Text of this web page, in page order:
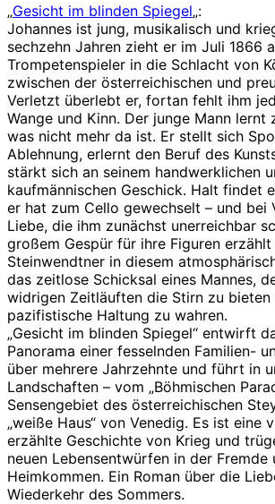
„Gesicht im blinden Spiegel„:
Johannes ist jung, musikalisch und
sechzehn Jahren zieht er im Juli 1866
Trompetenspieler in die Schlacht von
zwischen der österreichischen und
Verletzt überlebt er, fortan fehlt ihm
Wange und Kinn. Der junge Mann lernt
was nicht mehr da ist. Er stellt sich
Ablehnung, erlernt den Beruf des
stärkt sich an seinem handwerklichen
kaufmännischen Geschick. Halt findet
er hat zum Cello gewechselt – und bei
Liebe, die ihm zunächst unerreichbar
großem Gespür für ihre Figuren erzählt
Steinwendtner in diesem
das zeitlose Schicksal eines Mannes,
widrigen Zeitläuften die Stirn zu bieten
pazifistische Haltung zu wahren.
„Gesicht im blinden Spiegel“ entwirft
Panorama einer fesselnden Familien-
über mehrere Jahrzehnte und führt in
Landschaften – vom „Böhmischen
Sensengebiet des österreichischen
„weiße Haus“ von Venedig. Es ist eine
erzählte Geschichte von Krieg und
neuen Lebensentwürfen in der Fremde
Heimkommen. Ein Roman über die
Wiederkehr des Sommers.